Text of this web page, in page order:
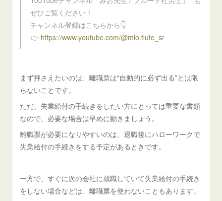
ぜひご覧ください！
チャンネル登録はこちらから👇
👉 https://www.youtube.com/@mio.flute_sr
まず押さえたいのは、離職票は“自動的に必ず出る”とは限
らないことです。
ただ、失業給付の手続きをしたい方にとっては重要な書類
なので、必要な場合は早めに動きましょう。
離職票が必要になりやすいのは、退職後にハローワークで
失業給付の手続きをする予定があるときです。
一方で、すぐに次の会社に就職していて失業給付の手続き
をしない場合などは、離職票を使わないこともあります。